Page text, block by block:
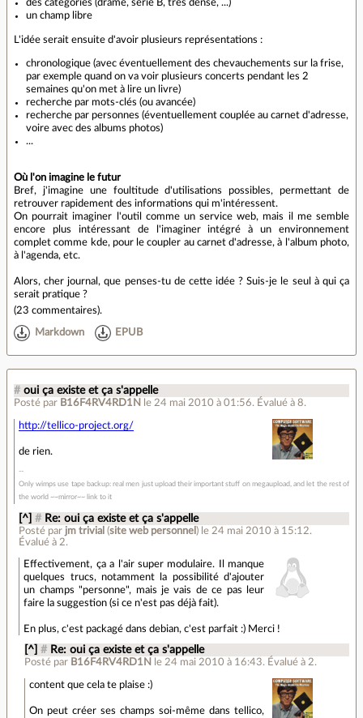
des catégories (drame, série B, très dense, ...)
un champ libre
L'idée serait ensuite d'avoir plusieurs représentations :
chronologique (avec éventuellement des chevauchements sur la frise,
par exemple quand on va voir plusieurs concerts pendant les 2
semaines qu'on met à lire un livre)
recherche par mots-clés (ou avancée)
recherche par personnes (éventuellement couplée au carnet d'adresse,
voire avec des albums photos)
...
Où l'on imagine le futur
Bref, j'imagine une foultitude d'utilisations possibles, permettant de
retrouver rapidement des informations qui m'intéressent.
On pourrait imaginer l'outil comme un service web, mais il me semble
encore plus intéressant de l'imaginer intégré à un environnement
complet comme kde, pour le coupler au carnet d'adresse, à l'album photo,
à l'agenda, etc.
Alors, cher journal, que penses-tu de cette idée ? Suis-je le seul à qui ça
serait pratique ?
(23 commentaires).
Markdown EPUB
# oui ça existe et ça s'appelle
Posté par B16F4RV4RD1N le 24 mai 2010 à 01:56. Évalué à 8.
http://tellico-project.org/
de rien.
Only wimps use tape backup: real men just upload their important stuff on megaupload, and let the rest of
the world ~~mirror~~ link to it
[^] # Re: oui ça existe et ça s'appelle
Posté par jm trivial (site web personnel ) le 24 mai 2010 à 15:12.
Évalué à 2.
Effectivement, ça a l'air super modulaire. Il manque
quelques trucs, notamment la possibilité d'ajouter
un champs "personne", mais je vais de ce pas leur
faire la suggestion (si ce n'est pas déjà fait).
En plus, c'est packagé dans debian, c'est parfait :) Merci !
[^] # Re: oui ça existe et ça s'appelle
Posté par B16F4RV4RD1N le 24 mai 2010 à 16:43. Évalué à 2.
content que cela te plaise :)
On peut créer ses champs soi-même dans tellico,